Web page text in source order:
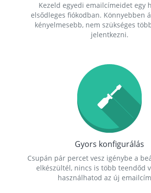
Kezeld egyedi emailcímeidet egy
elsődleges fiókodban. Könnyebben
kényelmesebb, nem szükséges
jelentkezni.
Gyors konfigurálás
Csupán pár percet vesz igénybe a
elkészültél, nincs is több teendőd
használhatod az új